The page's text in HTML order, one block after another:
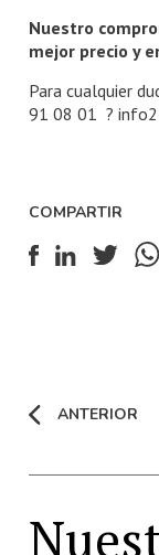
Nuestro
mejor precio y
Para cualquier
91 08 01 ?
COMPARTIR
ANTERIOR